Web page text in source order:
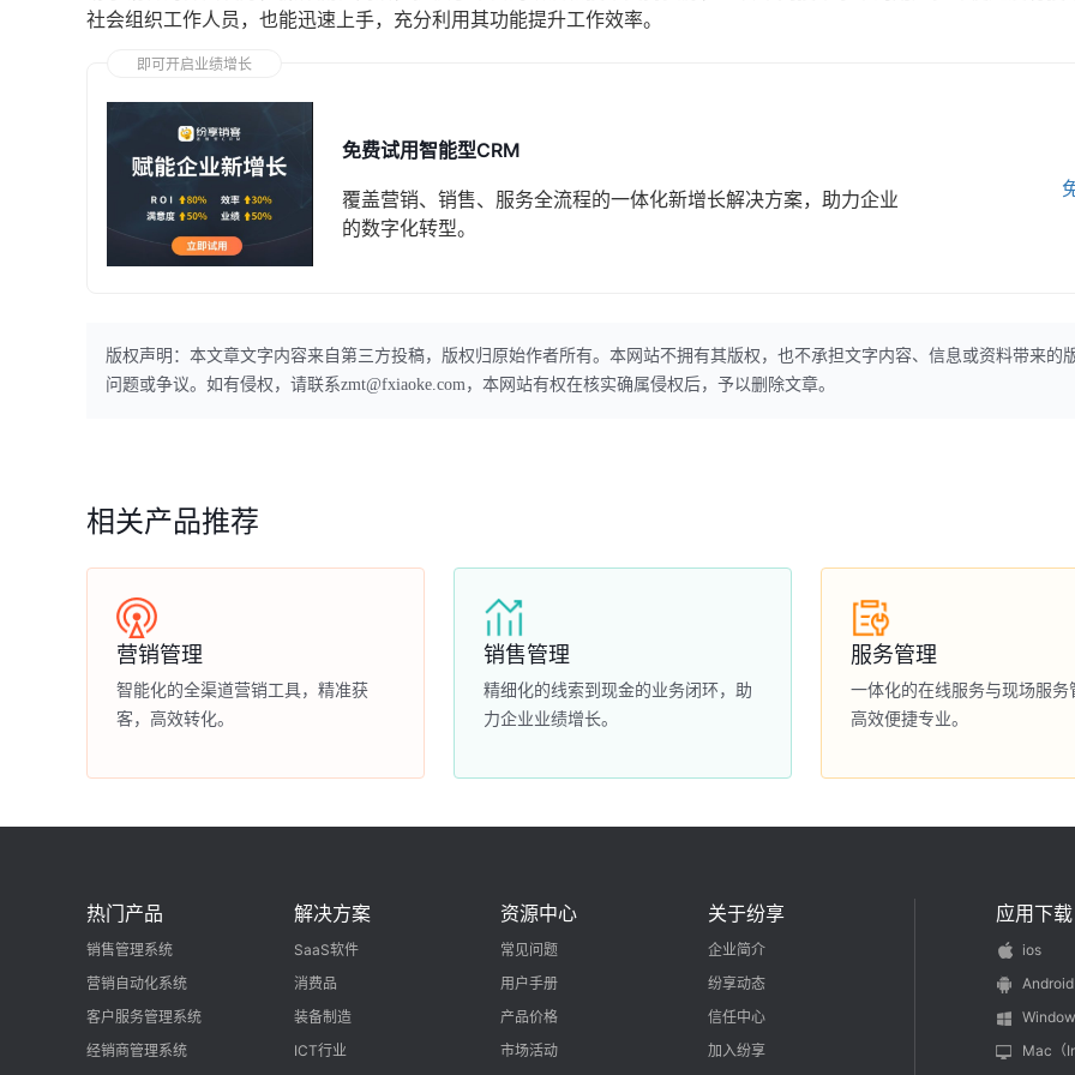
社会组织工作人员，也能迅速上手，充分利用其功能提升工作效率。
即可开启业绩增长
免费试用智能型CRM
覆盖营销、销售、服务全流程的一体化新增长解决方案，助力企业
的数字化转型。
版权声明：本文章文字内容来自第三方投稿，版权归原始作者所有。本网站不拥有其版权，也不承担文字内容、信息或资料带来的
问题或争议。如有侵权，请联系zmt@fxiaoke.com，本网站有权在核实确属侵权后，予以删除文章。
相关产品推荐
营销管理
智能化的全渠道营销工具，精准获
客，高效转化。
销售管理
精细化的线索到现金的业务闭环，助
力企业业绩增长。
服务管理
一体化的在线服务与现场服务
高效便捷专业。
热门产品
销售管理系统
营销自动化系统
客户服务管理系统
经销商管理系统
解决方案
SaaS软件
消费品
装备制造
ICT行业
资源中心
常见问题
用户手册
产品价格
市场活动
关于纷享
企业简介
纷享动态
信任中心
加入纷享
应用下载
ios
Android
Mac（